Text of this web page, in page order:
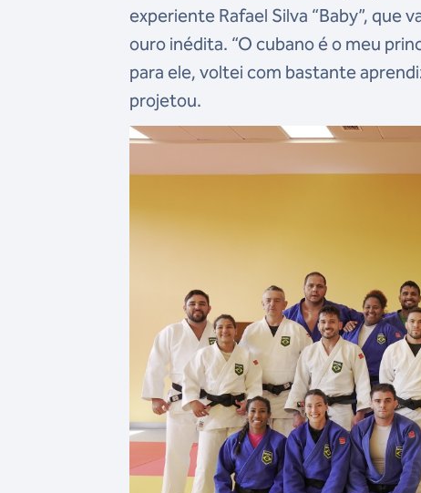
experiente Rafael Silva “Baby”, que
ouro inédita. “O cubano é o meu
para ele, voltei com bastante
projetou.